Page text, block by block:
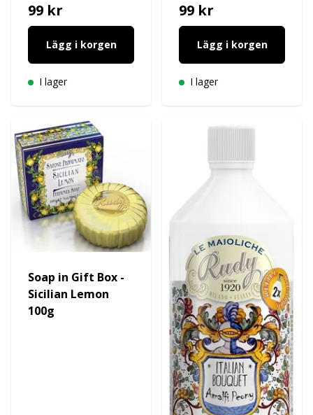
99 kr
Lägg i korgen
I lager
99 kr
Lägg i korgen
I lager
Soap in Gift Box -
Sicilian Lemon
100g